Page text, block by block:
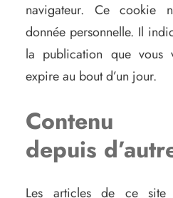
navigateur. Ce cookie
donnée personnelle. Il
la publication que vous
expire au bout d’un jour.
Contenu
depuis
Les articles de ce site